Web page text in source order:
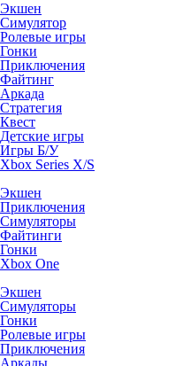
Экшен
Симулятор
Ролевые игры
Гонки
Приключения
Файтинг
Аркада
Стратегия
Квест
Детские игры
Игры Б/У
Xbox Series X/S
Экшен
Приключения
Симуляторы
Файтинги
Гонки
Xbox One
Экшен
Симуляторы
Гонки
Ролевые игры
Приключения
Аркады